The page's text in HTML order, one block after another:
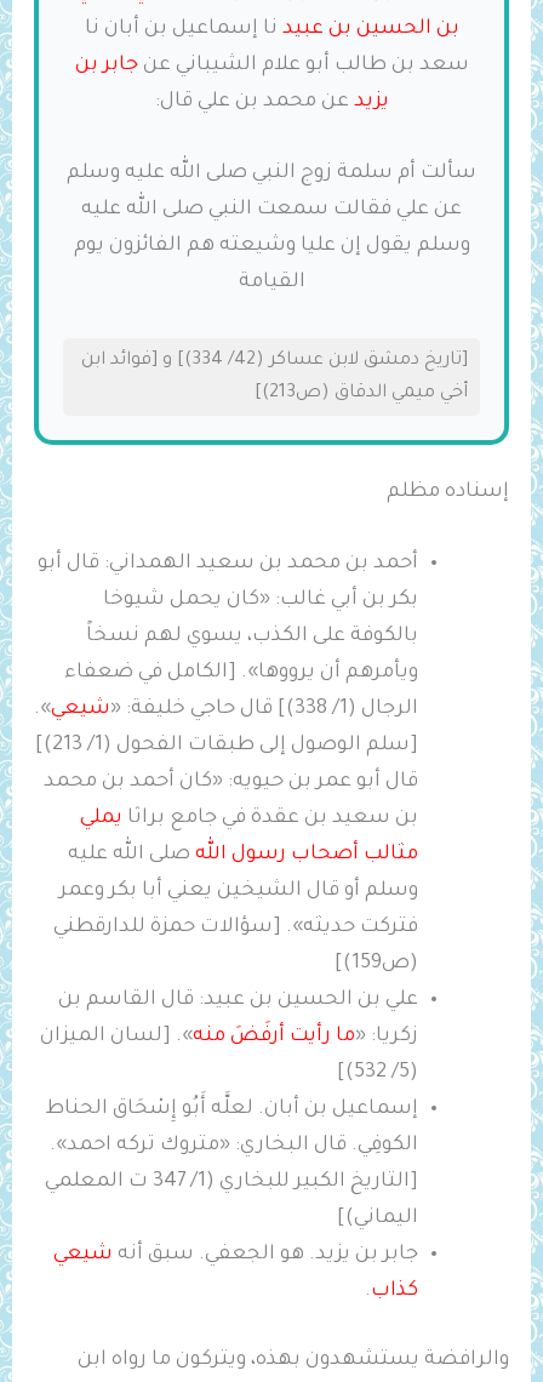
بن الحسين بن عبيد نا إسماعيل بن أبان نا
سعد بن طالب أبو علام الشيباني عنجابر بن
يزيد عن محمد بن علي قال:
سألت أم سلمة زوج النبي صلى الله عليه وسلم
عن علي فقالت سمعت النبي صلى الله عليه
وسلم يقول إن عليا وشيعته هم الفائزون يوم
القيامة
[تاريخ دمشق لابن عساكر (42/ 334)] و [فوائد ابن
أخي ميمي الدقاق (ص213)]
إسناده مظلم
أحمد بن محمد بن سعيد الهمداني: قال أبو
بكر بن أبي غالب: «كان يحمل شيوخا
بالكوفة على الكذب، يسوي لهم نسخاً
ويأمرهم أن يرووها». [الكامل في ضعفاء
الرجال (1/ 338)] قال حاجي خليفة: «
شيعي».
[سلم الوصول إلى طبقات الفحول (1/ 213)]
قال أبو عمر بن حيويه: «كان أحمد بن محمد
بن سعيد بن ‌عقدة ‌في ‌جامع ‌براثا ‌ يملي
مثالب أصحاب رسول اللهصلى الله عليه
وسلم أو قال الشيخين يعني أبا بكر وعمر
فتركت حديثه». [سؤالات حمزة للدارقطني
(ص159)]
علي بن الحسين بن عبيد: قال القاسم بن
زكريا: «ما رأيت أرفَضَ منه». [لسان الميزان
(5/ 532)]
إسماعيل بن أبان. لعلَّه أَبُو إِسْحَاق الحناط
الكوفِي. قال البخاري: «متروك تركه احمد».
[التاريخ الكبير للبخاري (1/ 347 ت المعلمي
اليماني)]
جابر بن يزيد. هو الجعفي. سبق أنه شيعي
كذاب.
والرافضة يستشهدون بهذه، ويتركون ما رواه ابن